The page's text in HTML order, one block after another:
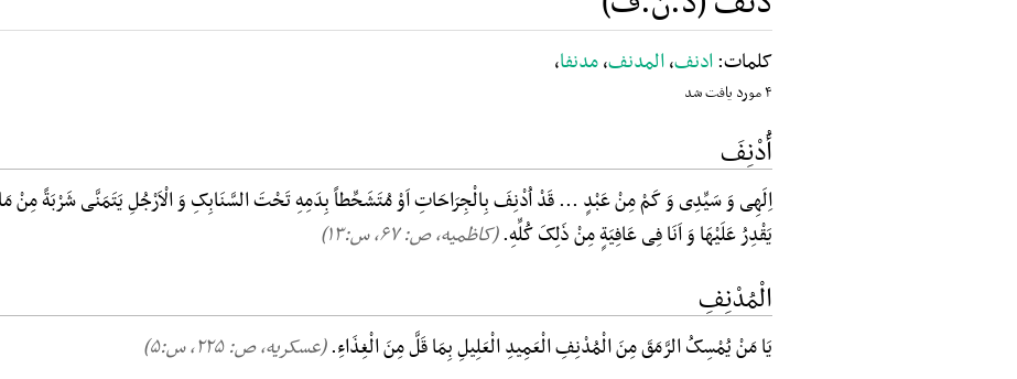
کلمات:ادنف،المدنف،مدنفا،
۴ مورد یافت شد
أُدْنِفَ
اِلَهِی وَ سَیِّدِی وَ کَمْ مِنْ عَبْدٍ ... قَدْ اُدْنِفَ بِالْجِرَاحَاتِ اَوْ مُتَشَحِّطاً بِدَمِهِ تَحْتَ السَّنَابِکِ وَ الْاَرْجُلِ یَتَمَنَّی شَرْبَةً مِنْ مَاءٍ
یَقْدِرُ عَلَیْهَا وَ اَنَا فِی عَافِیَةٍ مِنْ ذَلِکَ کُلِّهِ.(کاظمیه، ص: ۶۷, س:۱۳)
الْمُدْنِفِ
یَا مَنْ یُمْسِکُ الرَّمَقَ مِنَ الْمُدْنِفِ الْعَمِیدِ الْعَلِیلِ بِمَا قَلَّ مِنَ الْغِذَاءِ.(عسکریه، ص: ۲۲۵, س:۵)